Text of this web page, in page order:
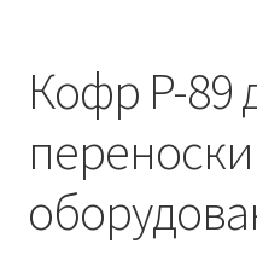
Кофр P-89
переноски